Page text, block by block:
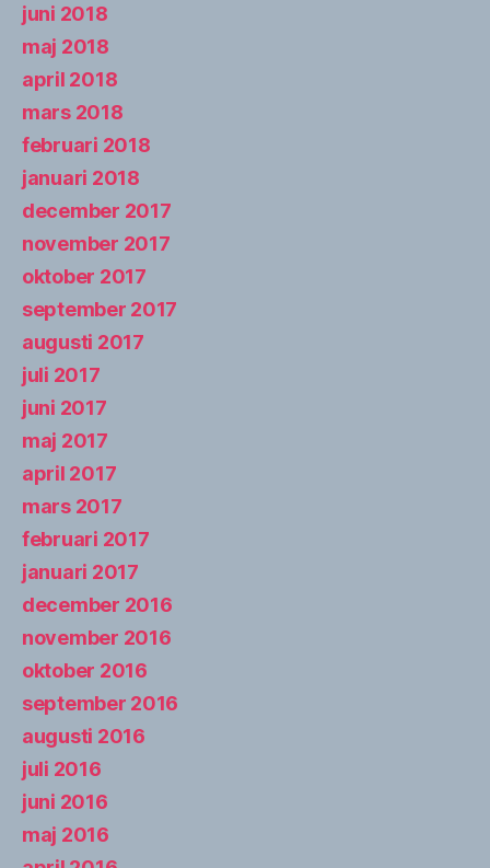
juni 2018
maj 2018
april 2018
mars 2018
februari 2018
januari 2018
december 2017
november 2017
oktober 2017
september 2017
augusti 2017
juli 2017
juni 2017
maj 2017
april 2017
mars 2017
februari 2017
januari 2017
december 2016
november 2016
oktober 2016
september 2016
augusti 2016
juli 2016
juni 2016
maj 2016